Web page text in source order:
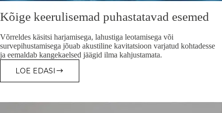
Kõige keerulisemad puhastatavad esemed
Võrreldes käsitsi harjamisega, lahustiga leotamisega või
survepihustamisega jõuab akustiline kavitatsioon varjatud kohtadesse
ja eemaldab kangekaelsed jäägid ilma kahjustamata.
LOE EDASI
KÕIGE
KEERULISEMAD
ESEMED